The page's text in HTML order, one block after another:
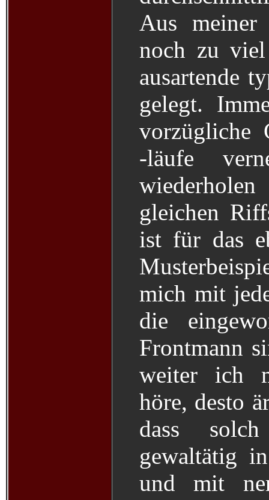
Aus
noch zu
ausartende
gelegt.
vorzügliche
-läufe
gleichen
ist für das
mich mit
die
Frontmann
weiter ich
höre, desto
dass
gewaltätig
und mit